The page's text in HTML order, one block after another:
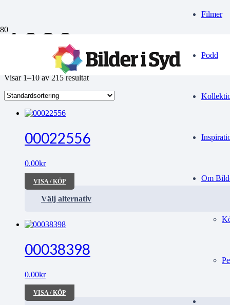
Filmer
Podd
Om
1930
Visar 1–10 av 215 resultat
00022556
0.00kr
VISA / KÖP
Välj alternativ
00038398
0.00kr
VISA / KÖP